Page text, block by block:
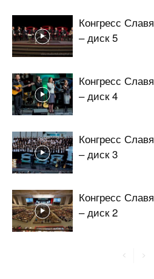
Конгресс
– диск 5
Конгресс
– диск 4
Конгресс
– диск 3
Конгресс
– диск 2